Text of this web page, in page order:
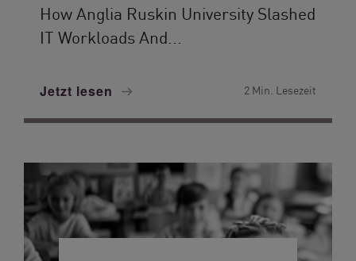
How Anglia Ruskin University Slashed
IT Workloads And...
Jetzt lesen 2 Min. Lesezeit